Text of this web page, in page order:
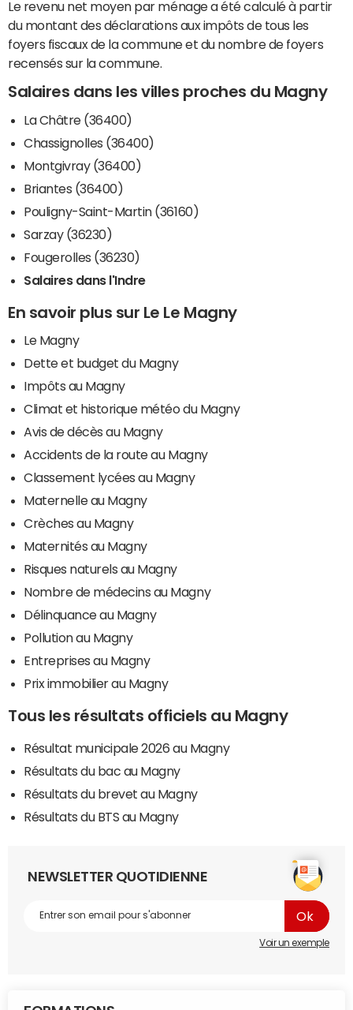
Le revenu net moyen par ménage a été calculé à partir
du montant des déclarations aux impôts de tous les
foyers fiscaux de la commune et du nombre de foyers
recensés sur la commune.
Salaires dans les villes proches du Magny
La Châtre (36400)
Chassignolles (36400)
Montgivray (36400)
Briantes (36400)
Pouligny-Saint-Martin (36160)
Sarzay (36230)
Fougerolles (36230)
Salaires dans l'Indre
En savoir plus sur Le Le Magny
Le Magny
Dette et budget du Magny
Impôts au Magny
Climat et historique météo du Magny
Avis de décès au Magny
Accidents de la route au Magny
Classement lycées au Magny
Maternelle au Magny
Crèches au Magny
Maternités au Magny
Risques naturels au Magny
Nombre de médecins au Magny
Délinquance au Magny
Pollution au Magny
Entreprises au Magny
Prix immobilier au Magny
Tous les résultats officiels au Magny
Résultat municipale 2026 au Magny
Résultats du bac au Magny
Résultats du brevet au Magny
Résultats du BTS au Magny
NEWSLETTER QUOTIDIENNE
Voir un exemple